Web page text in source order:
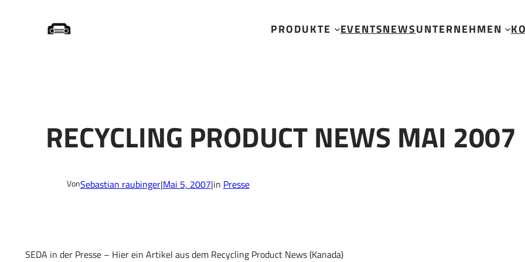
PRODUKTE EVENTSNEWSUNTERNEHMEN
RECYCLING PRODUCT NEWS MAI 2007
VonSebastian raubinger|Mai 5, 2007|in Presse
SEDA in der Presse – Hier ein Artikel aus dem Recycling Product News (Kanada)